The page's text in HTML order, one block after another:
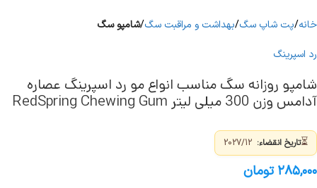
خانه پت شاپ سگ بهداشت و مراقبت سگ شامپو سگ
رد اسپرینگ
شامپو روزانه سگ مناسب انواع مو رد اسپرینگ عصاره
آدامس وزن 300 میلی لیتر RedSpring Chewing Gum
⏳تاریخ انقضاء:
۲۸۵,۰۰۰ تومان